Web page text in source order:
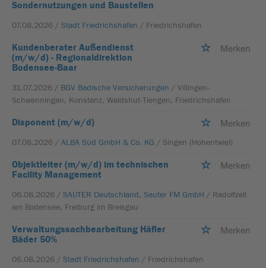
Sondernutzungen und Baustellen
07.08.2026 / Stadt Friedrichshafen / Friedrichshafen
Kundenberater Außendienst
(m/w/d) - Regionaldirektion
Bodensee-Baar
Merken
31.07.2026 / BGV Badische Versicherungen / Villingen-
Schwenningen, Konstanz, Waldshut-Tiengen, Friedrichshafen
Disponent (m/w/d) Merken
07.08.2026 / ALBA Süd GmbH & Co. KG / Singen (Hohentwiel)
Objektleiter (m/w/d) im technischen
Facility Management
Merken
06.08.2026 / SAUTER Deutschland, Sauter FM GmbH / Radolfzell
am Bodensee, Freiburg im Breisgau
Verwaltungssachbearbeitung Häfler
Bäder 50%
Merken
06.08.2026 / Stadt Friedrichshafen / Friedrichshafen